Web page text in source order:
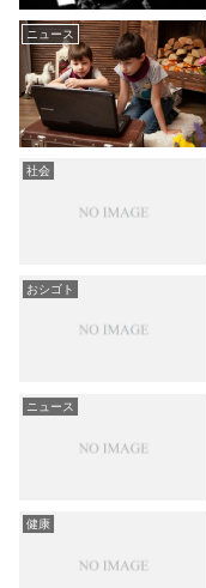
ニュース
社会
おシゴト
ニュース
健康